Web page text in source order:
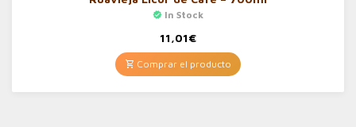
In Stock
11,01€
Comprar el producto